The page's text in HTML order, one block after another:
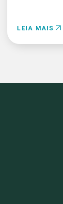
LEIA MAIS